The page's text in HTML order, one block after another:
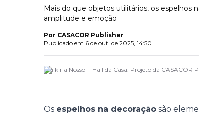
Mais do que objetos utilitários, os espelhos
amplitude e emoção
Por CASACOR Publisher
Publicado em 6 de out. de 2025, 14:50
Walkiria Nossol - Hall da Casa. Projeto da CASACOR
Os espelhos na decoração são